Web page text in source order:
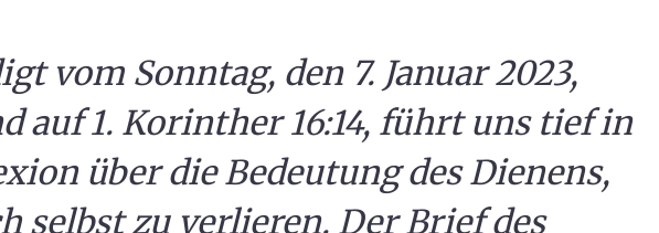
vom Sonntag, den 7. Januar 2023,
auf 1. Korinther 16:14, führt uns tief in
über die Bedeutung des Dienens,
selbst zu verlieren. Der Brief des